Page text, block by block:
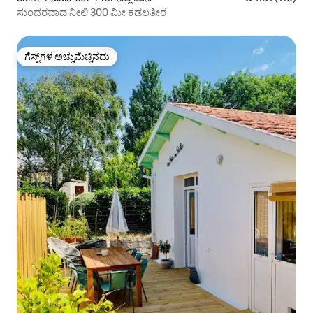
ಸುಂದರವಾದ ನೀಲಿ 300 ಮೀ ಕಡಲತೀರ
ಗೆಸ್ಟ್‌ಗಳ ಅಚ್ಚುಮೆಚ್ಚಿನದು
ಗೆಸ್ಟ್‌ಗಳ ಅಚ್ಚುಮೆಚ್ಚಿನದು